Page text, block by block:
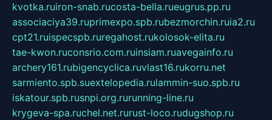
kvotka.ruiron-snab.rucosta-bella.rueugrus.pp.ru
associaciya39.ruprimexpo.spb.rubezmorchin.ruia2.ru
cpt21.ruispecspb.ruregahost.rukolosok-elita.ru
tae-kwon.ruconsrio.com.ruinsiam.ruavegainfo.ru
archery161.rubigencyclica.ruvlast16.rukorru.net
sarmiento.spb.suextelopedia.rulammin-suo.spb.ru
iskatour.spb.rusnpi.org.rurunning-line.ru
krygeva-spa.ruchel.net.rurust-loco.rudugshop.ru